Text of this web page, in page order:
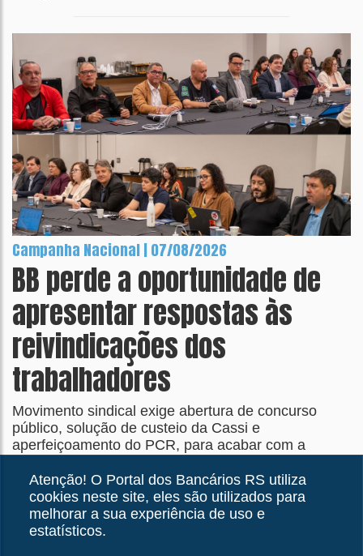
Atenção! O Portal dos Bancários RS utiliza
cookies neste site, eles são utilizados para
melhorar a sua experiência de uso e
estatísticos.
Campanha Nacional | 07/08/2026
BB perde a oportunidade de
apresentar respostas às
reivindicações dos
trabalhadores
Movimento sindical exige abertura de concurso
público, solução de custeio da Cassi e
aperfeiçoamento do PCR, para acabar com a
piso salarial